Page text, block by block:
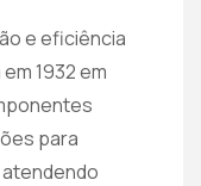
e eficiência
1932 em
para